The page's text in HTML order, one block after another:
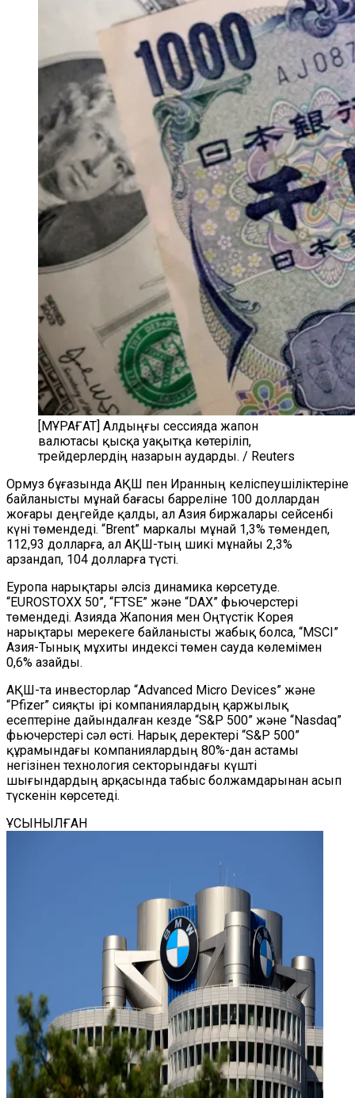
[МҰРАҒАТ] Алдыңғы сессияда жапон
валютасы қысқа уақытқа көтеріліп,
трейдерлердің назарын аударды. / Reuters
Ормуз бұғазында АҚШ пен Иранның келіспеушіліктеріне
байланысты мұнай бағасы барреліне 100 доллардан
жоғары деңгейде қалды, ал Азия биржалары сейсенбі
күні төмендеді. “Brent” маркалы мұнай 1,3% төмендеп,
112,93 долларға, ал АҚШ-тың шикі мұнайы 2,3%
арзандап, 104 долларға түсті.
Еуропа нарықтары әлсіз динамика көрсетуде.
“EUROSTOXX 50”, “FTSE” және “DAX” фьючерстері
төмендеді. Азияда Жапония мен Оңтүстік Корея
нарықтары мерекеге байланысты жабық болса, “MSCI”
Азия-Тынық мұхиты индексі төмен сауда көлемімен
0,6% азайды.
АҚШ-та инвесторлар “Advanced Micro Devices” және
“Pfizer” сияқты ірі компаниялардың қаржылық
есептеріне дайындалған кезде “S&P 500” және “Nasdaq”
фьючерстері сәл өсті. Нарық деректері “S&P 500”
құрамындағы компаниялардың 80%-дан астамы
негізінен технология секторындағы күшті
шығындардың арқасында табыс болжамдарынан асып
түскенін көрсетеді.
ҰСЫНЫЛҒАН